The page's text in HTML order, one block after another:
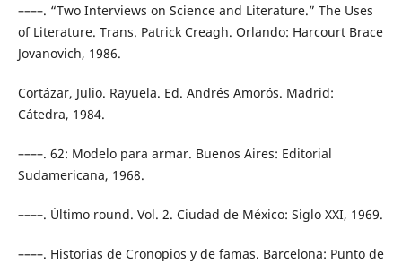
––––. “Two Interviews on Science and Literature.” The Uses
of Literature. Trans. Patrick Creagh. Orlando: Harcourt Brace
Jovanovich, 1986.
Cortázar, Julio. Rayuela. Ed. Andrés Amorós. Madrid:
Cátedra, 1984.
––––. 62: Modelo para armar. Buenos Aires: Editorial
Sudamericana, 1968.
––––. Último round. Vol. 2. Ciudad de México: Siglo XXI, 1969.
––––. Historias de Cronopios y de famas. Barcelona: Punto de